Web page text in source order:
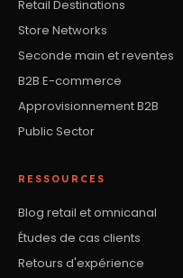
Retail Destinations
Store Networks
Seconde main et reventes
B2B E-commerce
Approvisionnement B2B
Public Sector
RESSOURCES
Blog retail et omnicanal
Études de cas clients
Retours d'expérience